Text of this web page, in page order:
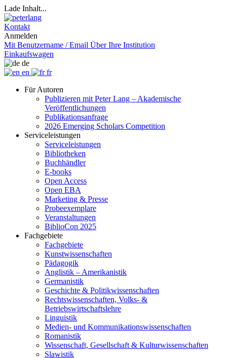
Lade Inhalt...
Kontakt
Anmelden
Mit Benutzername / Email Über Ihre Institution
Einkaufswagen
de
en
fr
Für Autoren
Publizieren mit Peter Lang – Akademische
Veröffentlichungen
Publikationsanfrage
2026 Emerging Scholars Competition
Serviceleistungen
Serviceleistungen
Bibliotheken
Buchhändler
E-books
Open Access
Open EBA
Marketing & Presse
Probeexemplare
Veranstaltungen
BiblioCon 2025
Fachgebiete
Fachgebiete
Kunstwissenschaften
Pädagogik
Anglistik – Amerikanistik
Germanistik
Geschichte & Politikwissenschaften
Rechtswissenschaften, Volks- &
Betriebswirtschaftslehre
Linguistik
Medien- und Kommunikationswissenschaften
Romanistik
Wissenschaft, Gesellschaft & Kulturwissenschaften
Slawistik